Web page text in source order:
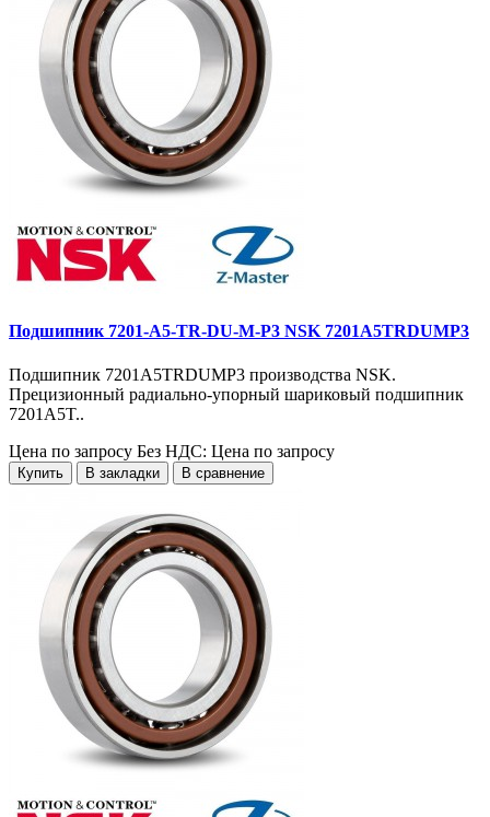
Подшипник 7201-A5-TR-DU-M-P3 NSK 7201A5TRDUMP3
Подшипник 7201A5TRDUMP3 производства NSK.
Прецизионный радиально-упорный шариковый подшипник
7201A5T..
Цена по запросу Без НДС: Цена по запросу
Купить В закладки В сравнение